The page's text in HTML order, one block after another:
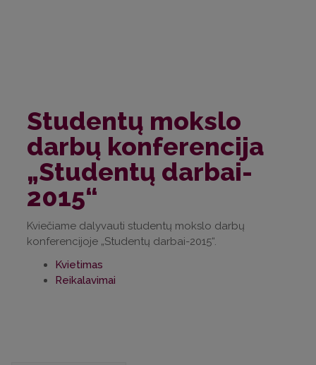
Studentų mokslo
darbų konferencija
„Studentų darbai-
2015“
Kviečiame dalyvauti studentų mokslo darbų
konferencijoje „Studentų darbai-2015“.
Kvietimas
Reikalavimai